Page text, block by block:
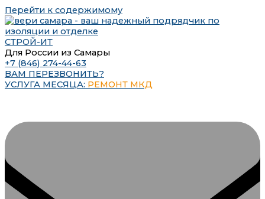
Перейти к содержимому
СТРОЙ-ИТ
Для России из Самары
+7 (846) 274-44-63
ВАМ ПЕРЕЗВОНИТЬ?
УСЛУГА МЕСЯЦА: РЕМОНТ МКД